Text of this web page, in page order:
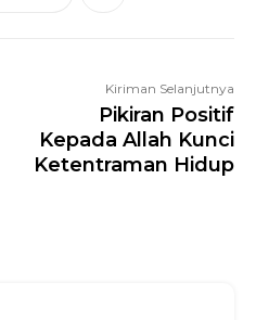
Kiriman Selanjutnya
Pikiran Positif
Kepada Allah Kunci
Ketentraman Hidup